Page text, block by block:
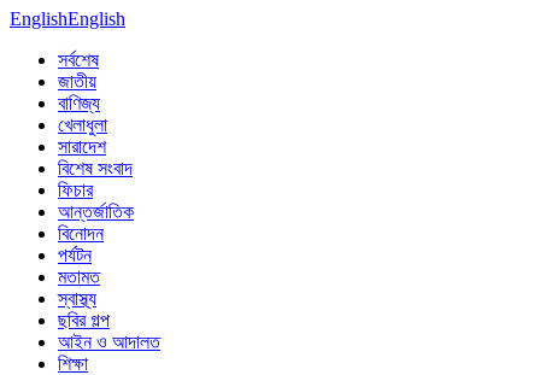
EnglishEnglish
সর্বশেষ
জাতীয়
বাণিজ্য
খেলাধুলা
সারাদেশ
বিশেষ সংবাদ
ফিচার
আন্তর্জাতিক
বিনোদন
পর্যটন
মতামত
স্বাস্থ্য
ছবির গল্প
আইন ও আদালত
শিক্ষা